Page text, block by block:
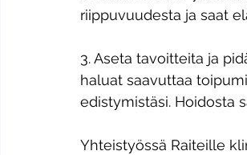
riippuvuudesta ja saat
3. Aseta tavoitteita ja
haluat saavuttaa
edistymistäsi. Hoidosta
Yhteistyössä Raiteille